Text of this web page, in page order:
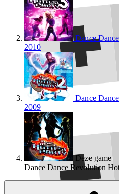
Dance
2010
Dance
2009
Deze game
Dance Dance Revolution